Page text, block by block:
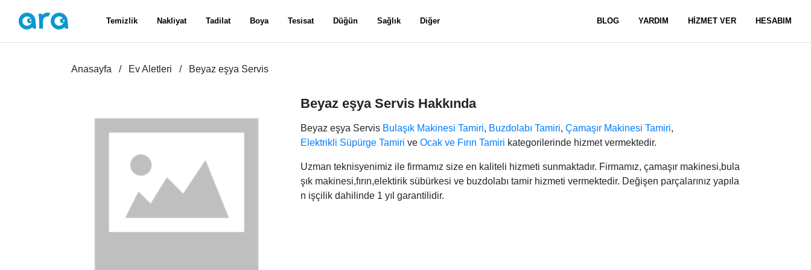
Temizlik Nakliyat Tadilat Boya Tesisat Düğün Sağlık Diğer BLOG YARDIM HİZMET VER HESABIM
Anasayfa Ev Aletleri Beyaz eşya Servis
Beyaz eşya Servis Hakkında
Beyaz eşya Servis Bulaşık Makinesi Tamiri, Buzdolabı Tamiri, Çamaşır Makinesi Tamiri,
Elektrikli Süpürge Tamiri ve Ocak ve Fırın Tamiri kategorilerinde hizmet vermektedir.
Uzman teknisyenimiz ile firmamız size en kaliteli hizmeti sunmaktadır. Firmamız, çamaşır makinesi,bula
şık makinesi,fırın,elektirik sübürkesi ve buzdolabı tamir hizmeti vermektedir. Değişen parçalarınız yapıla
n işçilik dahilinde 1 yıl garantilidir.